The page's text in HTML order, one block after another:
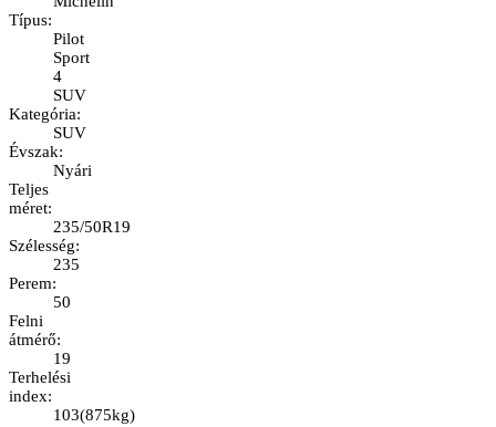
Típus:
Pilot
Sport
4
SUV
Kategória:
SUV
Évszak:
Nyári
Teljes
méret:
235/50R19
Szélesség:
235
Perem:
50
Felni
átmérő:
19
Terhelési
index:
103(875kg)